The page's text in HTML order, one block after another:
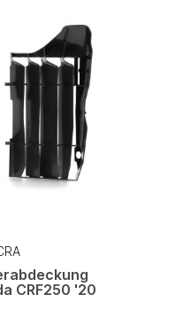
CRF250 '20